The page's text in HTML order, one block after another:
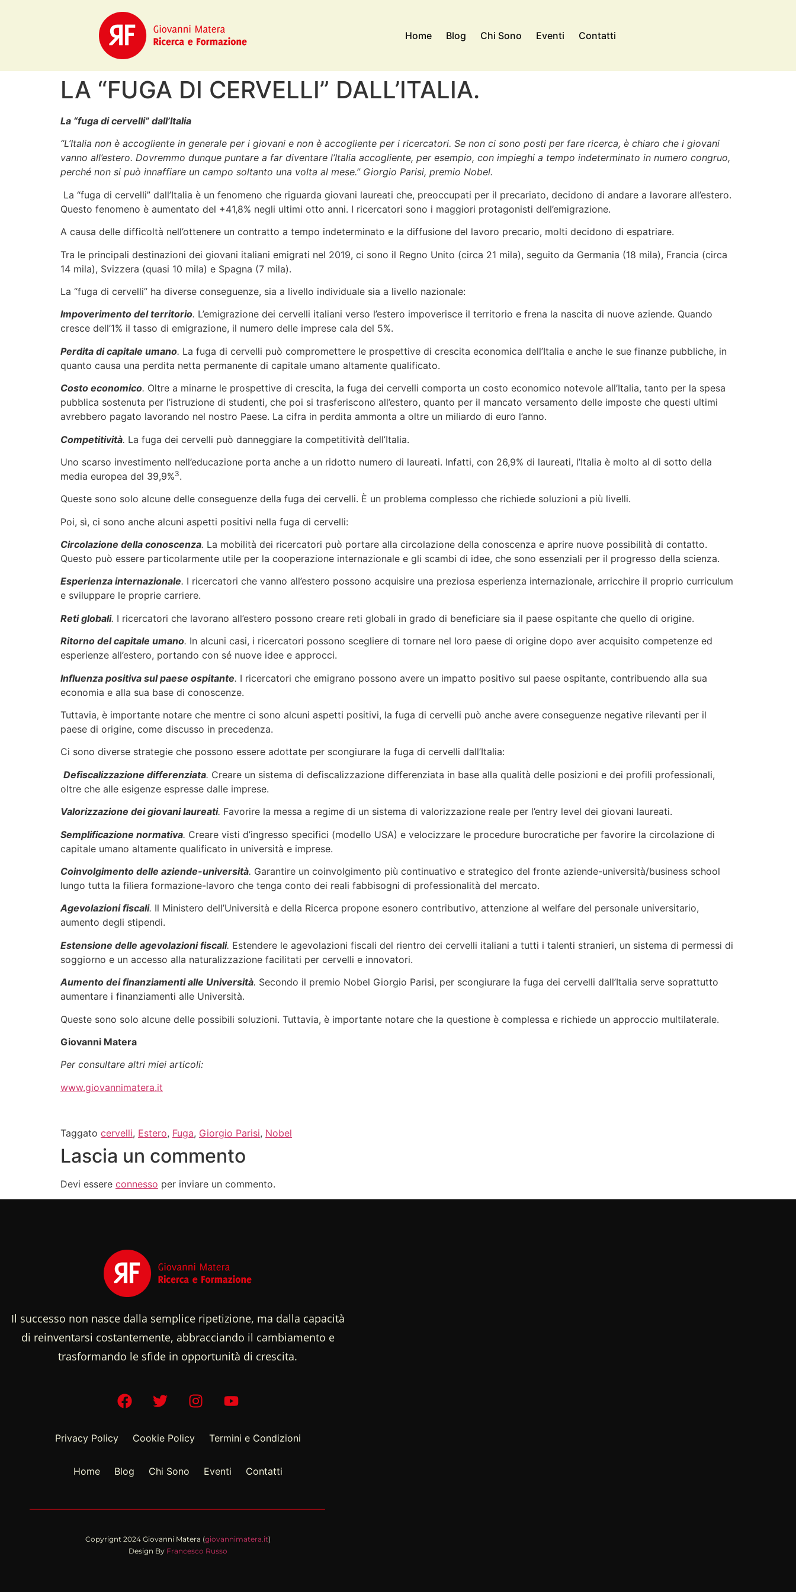
Home Blog Chi Sono Eventi Contatti
LA “FUGA DI CERVELLI” DALL’ITALIA.
La “fuga di cervelli” dall’Italia
“L’Italia non è accogliente in generale per i giovani e non è accogliente per i ricercatori. Se non ci sono posti per fare ricerca, è chiaro che i giovani
vanno all’estero. Dovremmo dunque puntare a far diventare l’Italia accogliente, per esempio, con impieghi a tempo indeterminato in numero congruo,
perché non si può innaffiare un campo soltanto una volta al mese.” Giorgio Parisi, premio Nobel.
La “fuga di cervelli” dall’Italia è un fenomeno che riguarda giovani laureati che, preoccupati per il precariato, decidono di andare a lavorare all’estero.
Questo fenomeno è aumentato del +41,8% negli ultimi otto anni. I ricercatori sono i maggiori protagonisti dell’emigrazione.
A causa delle difficoltà nell’ottenere un contratto a tempo indeterminato e la diffusione del lavoro precario, molti decidono di espatriare.
Tra le principali destinazioni dei giovani italiani emigrati nel 2019, ci sono il Regno Unito (circa 21 mila), seguito da Germania (18 mila), Francia (circa
14 mila), Svizzera (quasi 10 mila) e Spagna (7 mila).
La “fuga di cervelli” ha diverse conseguenze, sia a livello individuale sia a livello nazionale:
Impoverimento del territorio. L’emigrazione dei cervelli italiani verso l’estero impoverisce il territorio e frena la nascita di nuove aziende. Quando
cresce dell’1% il tasso di emigrazione, il numero delle imprese cala del 5%.
Perdita di capitale umano. La fuga di cervelli può compromettere le prospettive di crescita economica dell’Italia e anche le sue finanze pubbliche, in
quanto causa una perdita netta permanente di capitale umano altamente qualificato.
Costo economico. Oltre a minarne le prospettive di crescita, la fuga dei cervelli comporta un costo economico notevole all’Italia, tanto per la spesa
pubblica sostenuta per l’istruzione di studenti, che poi si trasferiscono all’estero, quanto per il mancato versamento delle imposte che questi ultimi
avrebbero pagato lavorando nel nostro Paese. La cifra in perdita ammonta a oltre un miliardo di euro l’anno.
Competitività. La fuga dei cervelli può danneggiare la competitività dell’Italia.
Uno scarso investimento nell’educazione porta anche a un ridotto numero di laureati. Infatti, con 26,9% di laureati, l’Italia è molto al di sotto della
media europea del 39,9%3.
Queste sono solo alcune delle conseguenze della fuga dei cervelli. È un problema complesso che richiede soluzioni a più livelli.
Poi, sì, ci sono anche alcuni aspetti positivi nella fuga di cervelli:
Circolazione della conoscenza. La mobilità dei ricercatori può portare alla circolazione della conoscenza e aprire nuove possibilità di contatto.
Questo può essere particolarmente utile per la cooperazione internazionale e gli scambi di idee, che sono essenziali per il progresso della scienza.
Esperienza internazionale. I ricercatori che vanno all’estero possono acquisire una preziosa esperienza internazionale, arricchire il proprio curriculum
e sviluppare le proprie carriere.
Reti globali. I ricercatori che lavorano all’estero possono creare reti globali in grado di beneficiare sia il paese ospitante che quello di origine.
Ritorno del capitale umano. In alcuni casi, i ricercatori possono scegliere di tornare nel loro paese di origine dopo aver acquisito competenze ed
esperienze all’estero, portando con sé nuove idee e approcci.
Influenza positiva sul paese ospitante. I ricercatori che emigrano possono avere un impatto positivo sul paese ospitante, contribuendo alla sua
economia e alla sua base di conoscenze.
Tuttavia, è importante notare che mentre ci sono alcuni aspetti positivi, la fuga di cervelli può anche avere conseguenze negative rilevanti per il
paese di origine, come discusso in precedenza.
Ci sono diverse strategie che possono essere adottate per scongiurare la fuga di cervelli dall’Italia:
Defiscalizzazione differenziata. Creare un sistema di defiscalizzazione differenziata in base alla qualità delle posizioni e dei profili professionali,
oltre che alle esigenze espresse dalle imprese.
Valorizzazione dei giovani laureati. Favorire la messa a regime di un sistema di valorizzazione reale per l’entry level dei giovani laureati.
Semplificazione normativa. Creare visti d’ingresso specifici (modello USA) e velocizzare le procedure burocratiche per favorire la circolazione di
capitale umano altamente qualificato in università e imprese.
Coinvolgimento delle aziende-università. Garantire un coinvolgimento più continuativo e strategico del fronte aziende-università/business school
lungo tutta la filiera formazione-lavoro che tenga conto dei reali fabbisogni di professionalità del mercato.
Agevolazioni fiscali. Il Ministero dell’Università e della Ricerca propone esonero contributivo, attenzione al welfare del personale universitario,
aumento degli stipendi.
Estensione delle agevolazioni fiscali. Estendere le agevolazioni fiscali del rientro dei cervelli italiani a tutti i talenti stranieri, un sistema di permessi di
soggiorno e un accesso alla naturalizzazione facilitati per cervelli e innovatori.
Aumento dei finanziamenti alle Università. Secondo il premio Nobel Giorgio Parisi, per scongiurare la fuga dei cervelli dall’Italia serve soprattutto
aumentare i finanziamenti alle Università.
Queste sono solo alcune delle possibili soluzioni. Tuttavia, è importante notare che la questione è complessa e richiede un approccio multilaterale.
Giovanni Matera
Per consultare altri miei articoli:
www.giovannimatera.it
Taggato cervelli, Estero, Fuga, Giorgio Parisi, Nobel
Lascia un commento
Devi essere connesso per inviare un commento.
Il successo non nasce dalla semplice ripetizione, ma dalla capacità
di reinventarsi costantemente, abbracciando il cambiamento e
trasformando le sfide in opportunità di crescita.
Privacy Policy Cookie Policy Termini e Condizioni
Home Blog Chi Sono Eventi Contatti
Copyrignt 2024 Giovanni Matera (giovannimatera.it)
Design By Francesco Russo